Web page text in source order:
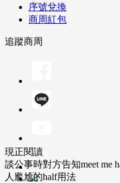
序號兌換
商周紅包
追蹤商周
現正閱讀
談公事時對方告知meet me
人尷尬的half用法